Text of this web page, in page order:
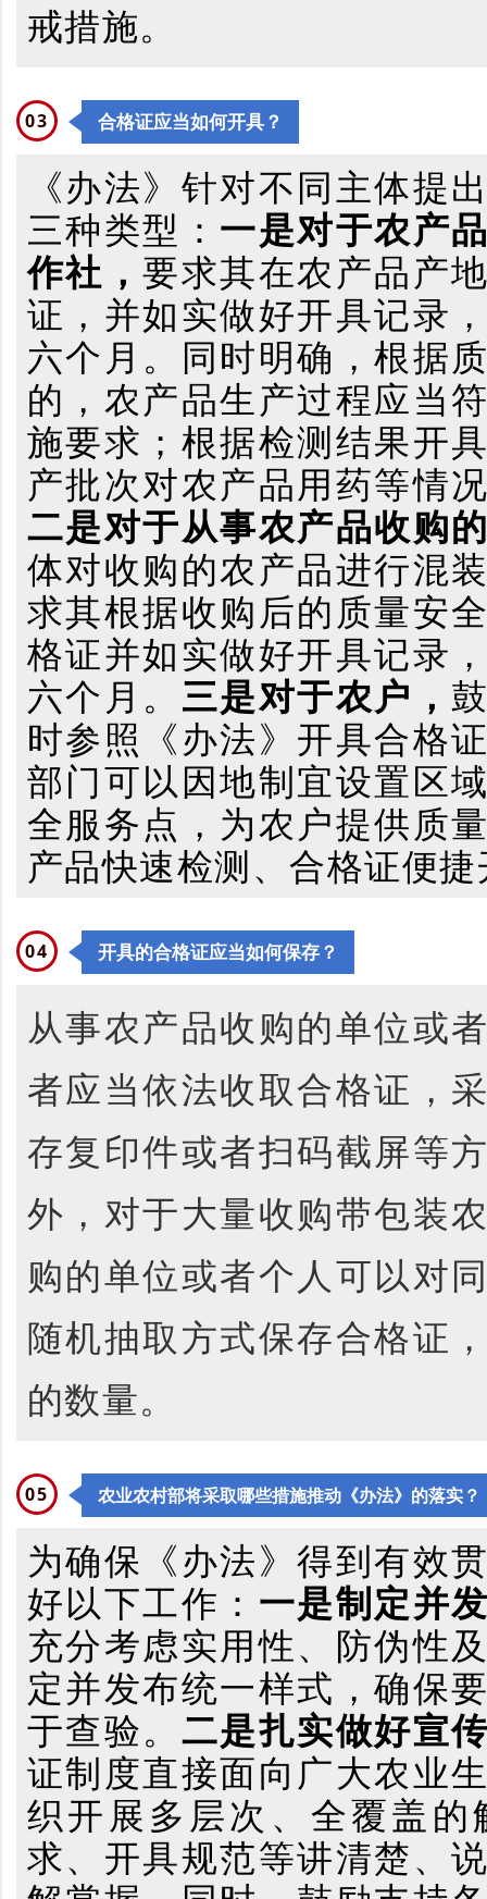
戒措施。
03 合格证应当如何开具？
《办法》针对不同主体提
三种类型： 一是对于农产
作社，要求其在农产品产
证，并如实做好开具记录
六个月。同时明确，根据
的，农产品生产过程应当
施要求；根据检测结果开
产批次对农产品用药等情
二是对于从事农产品收购
体对收购的农产品进行混
求其根据收购后的质量安
格证并如实做好开具记录
六个月。 三是对于农户，
时参照《办法》开具合格
部门可以因地制宜设置区
全服务点，为农户提供质
产品快速检测、合格证便
04 开具的合格证应当如何保存？
从事农产品收购的单位或
者应当依法收取合格证，
存复印件或者扫码截屏等
外，对于大量收购带包装
购的单位或者个人可以对
随机抽取方式保存合格证
的数量。
05 农业农村部将采取哪些措施推动《办法》的落实？
为确保《办法》得到有效
好以下工作： 一是制定并
充分考虑实用性、防伪性
定并发布统一样式，确保
于查验。 二是扎实做好宣
证制度直接面向广大农业
织开展多层次、全覆盖
求、开具规范等讲清楚、